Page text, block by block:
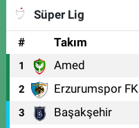
Süper Lig
#
Takım
1 Amed
2 Erzurumspor FK
3 Başakşehir